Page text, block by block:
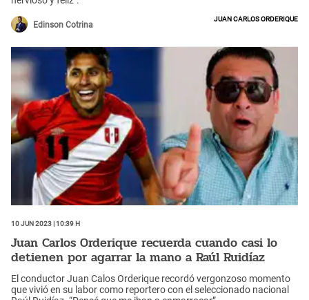
Edinson Cotrina
Juan Carlos Orderique
10 Jun 2023 | 10:39 h
Juan Carlos Orderique recuerda cuando casi lo
detienen por agarrar la mano a Raúl Ruidíaz
El conductor Juan Calos Orderique recordó vergonzoso momento
que vivió en su labor como reportero con el seleccionado nacional